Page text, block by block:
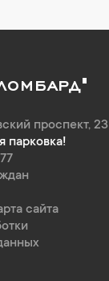
проспект, 23
парковка!
сайта